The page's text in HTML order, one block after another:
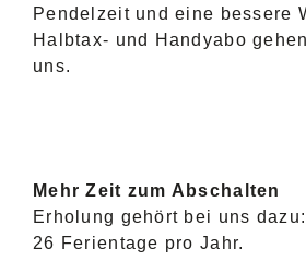
Pendelzeit und eine bessere
Halbtax- und Handyabo
uns.
Mehr Zeit zum Abschalten
Erholung gehört bei uns
26 Ferientage pro Jahr.